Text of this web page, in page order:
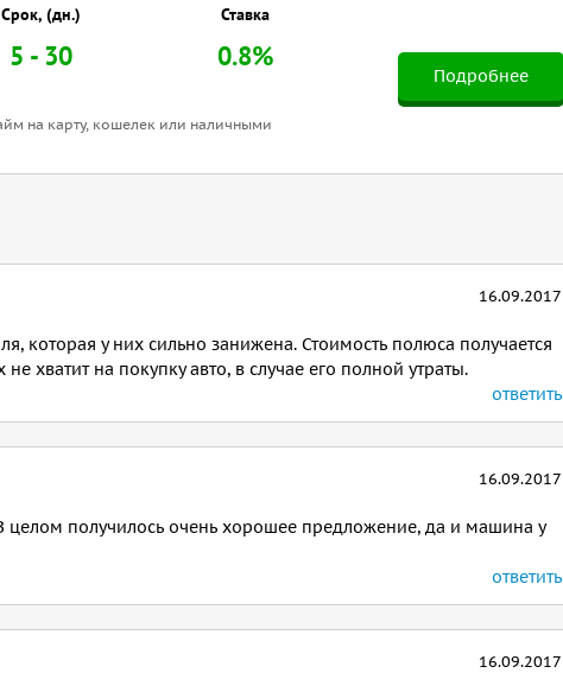
Подробнее
Срок, (дн.)
5 - 30
Ставка
0.8%
на карту, кошелек или наличными
16.09.2017
которая у них сильно занижена. Стоимость полюса получается
хватит на покупку авто, в случае его полной утраты.
ответить
16.09.2017
получилось очень хорошее предложение, да и машина у
ответить
16.09.2017